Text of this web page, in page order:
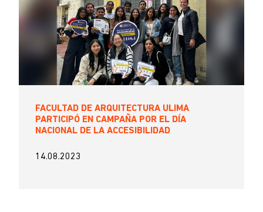
FACULTAD DE ARQUITECTURA ULIMA
PARTICIPÓ EN CAMPAÑA POR EL DÍA
NACIONAL DE LA ACCESIBILIDAD
14.08.2023